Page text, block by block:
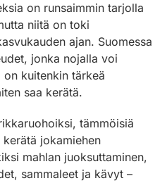
on runsaimmin tarjolla
niitä on toki
ajan. Suomessa
jonka nojalla voi
kuitenkin tärkeä
saa kerätä.
tämmöisiä
jokamiehen
mahlan juoksuttaminen,
sammaleet ja kävyt –